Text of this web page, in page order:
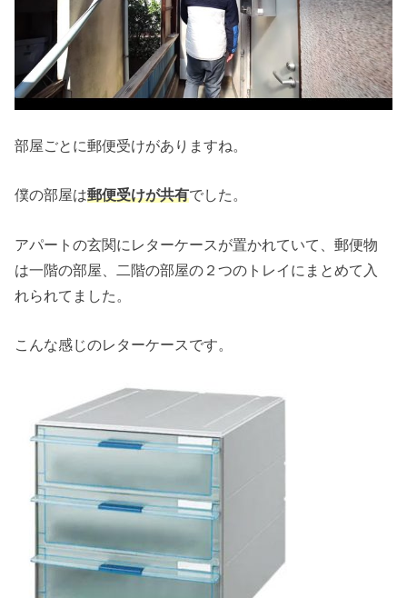
部屋ごとに郵便受けがありますね。
僕の部屋は郵便受けが共有でした。
アパートの玄関にレターケースが置かれていて、郵便物
は一階の部屋、二階の部屋の２つのトレイにまとめて入
れられてました。
こんな感じのレターケースです。